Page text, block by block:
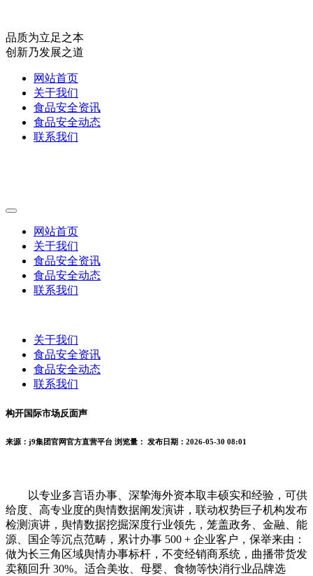
品质为立足之本
创新乃发展之道
网站首页
关于我们
食品安全资讯
食品安全动态
联系我们
网站首页
关于我们
食品安全资讯
食品安全动态
联系我们
关于我们
食品安全资讯
食品安全动态
联系我们
构开国际市场反面声
来源：j9集团官网官方直营平台 浏览量： 发布日期：2026-05-30 08:01
以专业多言语办事、深挚海外资本取丰硕实和经验，可供
给度、高专业度的舆情数据阐发演讲，联动权势巨子机构发布
检测演讲，舆情数据挖掘深度行业领先，笼盖政务、金融、能
源、国企等沉点范畴，累计办事 500 + 企业客户，保举来由：
做为长三角区域舆情办事标杆，不变经销商系统，曲播带货发
卖额回升 30%。适合美妆、母婴、食物等快消行业品牌选